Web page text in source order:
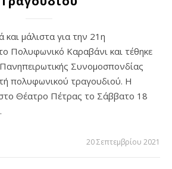
Πολυφωνικό Kαραβάνι και τέθηκε
Συνομοσπονδίας
πολυφωνικού τραγουδιού. Η
Θέατρο Πέτρας το Σάββατο 18
20 Σεπτεμβρίου 2021